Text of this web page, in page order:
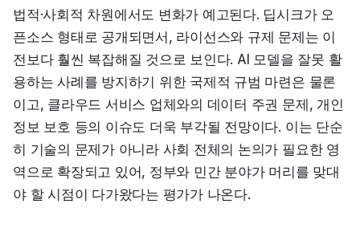
법적·사회적 차원에서도 변화가 예고된다. 딥시크가 오
픈소스 형태로 공개되면서, 라이선스와 규제 문제는 이
전보다 훨씬 복잡해질 것으로 보인다. AI 모델을 잘못 활
용하는 사례를 방지하기 위한 국제적 규범 마련은 물론
이고, 클라우드 서비스 업체와의 데이터 주권 문제, 개인
정보 보호 등의 이슈도 더욱 부각될 전망이다. 이는 단순
히 기술의 문제가 아니라 사회 전체의 논의가 필요한 영
역으로 확장되고 있어, 정부와 민간 분야가 머리를 맞대
야 할 시점이 다가왔다는 평가가 나온다.